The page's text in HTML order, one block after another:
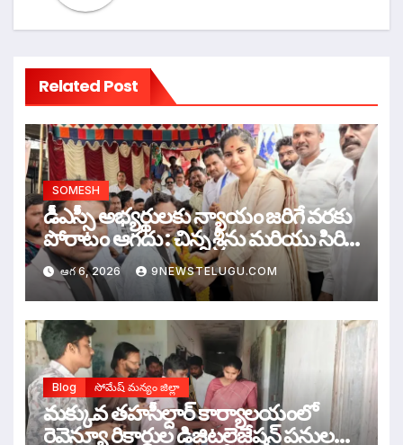
Related Post
SOMESH
డీఎస్సీ అభ్యర్థులకు న్యాయం జరిగే వరకు
పోరాటం ఆగదు : చిన్న శ్రీను మరియు సిరి
సహస్ర
ఆగ 6, 2026 9NEWSTELUGU.COM
Blog సోమేష్ మన్యం జిల్లా
మక్కువ తహసీల్దార్ కార్యాలయంలో
రెవెన్యూ రికార్డుల డిజిటలైజేషన్ పనులను